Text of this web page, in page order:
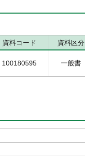
資料コード 資料区分
100180595 一般書